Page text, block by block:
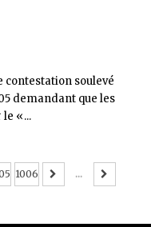
contestation soulevé
demandant que les
«...
1006 ...